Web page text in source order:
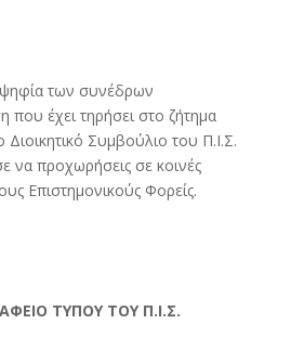
των συνέδρων
που έχει τηρήσει στο ζήτημα
Συμβούλιο του Π.Ι.Σ.
να προχωρήσεις σε κοινές
Επιστημονικούς Φορείς.
ΤΥΠΟΥ ΤΟΥ Π.Ι.Σ.